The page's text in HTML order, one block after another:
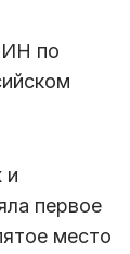
по
и
первое
место